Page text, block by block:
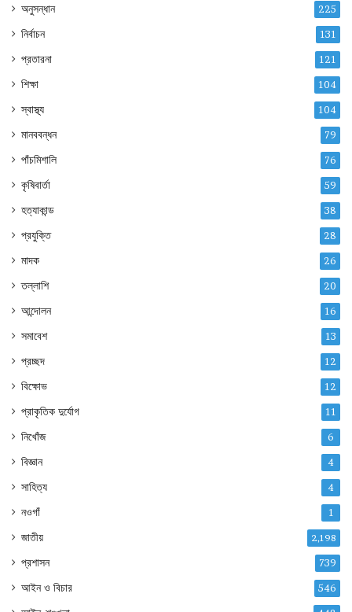
অনুসন্ধান 225
নির্বাচন 131
প্রতারনা 121
শিক্ষা 104
স্বাস্থ্য 104
মানববন্ধন 79
পাঁচমিশালি 76
কৃষিবার্তা 59
হত্যাকান্ড 38
প্রযুক্তি 28
মাদক 26
তল্লাশি 20
আন্দোলন 16
সমাবেশ 13
প্রচ্ছদ 12
বিক্ষোভ 12
প্রাকৃতিক দুর্যোগ 11
নিখোঁজ 6
বিজ্ঞান 4
সাহিত্য 4
নওগাঁ 1
জাতীয় 2,198
প্রশাসন 739
আইন ও বিচার 546